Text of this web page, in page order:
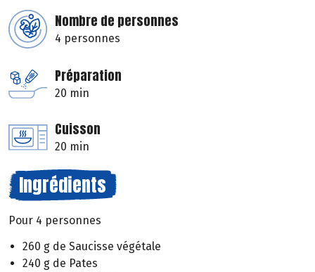
Nombre de personnes
4 personnes
Préparation
20 min
Cuisson
20 min
Ingrédients
Pour 4 personnes
260 g de Saucisse végétale
240 g de Pates